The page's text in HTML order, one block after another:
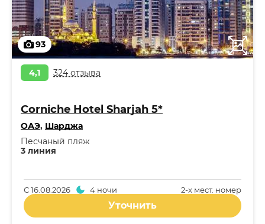
93
4,1 324 отзыва
Corniche Hotel Sharjah 5*
ОАЭ, Шарджа
3 линия
Песчаный пляж
2-x мест. номер
С16.08.2026 4 ночи
Уточнить